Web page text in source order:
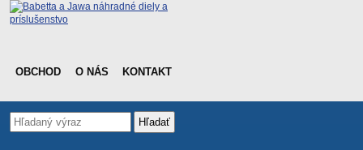
OBCHOD O NÁS KONTAKT
Hľadať